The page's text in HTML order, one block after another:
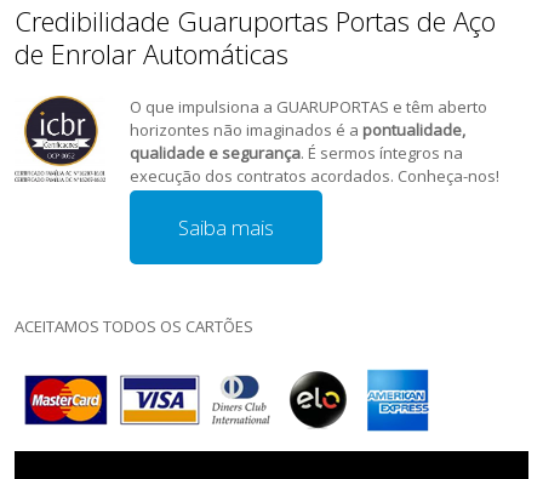
Credibilidade Guaruportas Portas de Aço
de Enrolar Automáticas
O que impulsiona a GUARUPORTAS e têm aberto
horizontes não imaginados é a pontualidade,
qualidade e segurança. É sermos íntegros na
execução dos contratos acordados. Conheça-nos!
Saiba mais
ACEITAMOS TODOS OS CARTÕES